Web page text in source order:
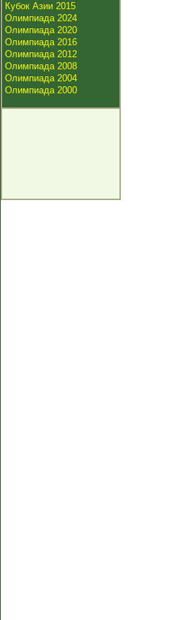
Кубок Азии 2015
Олимпиада 2024
Олимпиада 2020
Олимпиада 2016
Олимпиада 2012
Олимпиада 2008
Олимпиада 2004
Олимпиада 2000